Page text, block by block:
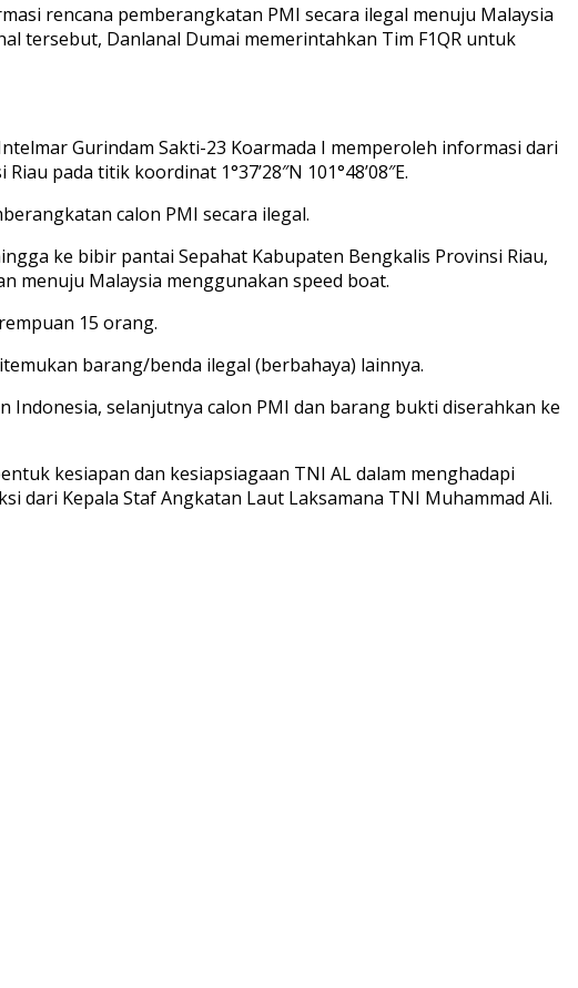
rencana pemberangkatan PMI secara ilegal menuju Malaysia
tersebut, Danlanal Dumai memerintahkan Tim F1QR untuk
Gurindam Sakti-23 Koarmada I memperoleh informasi dari
pada titik koordinat 1°37’28″N 101°48’08″E.
calon PMI secara ilegal.
ke bibir pantai Sepahat Kabupaten Bengkalis Provinsi Riau,
menuju Malaysia menggunakan speed boat.
15 orang.
barang/benda ilegal (berbahaya) lainnya.
selanjutnya calon PMI dan barang bukti diserahkan ke
kesiapan dan kesiapsiagaan TNI AL dalam menghadapi
dari Kepala Staf Angkatan Laut Laksamana TNI Muhammad Ali.